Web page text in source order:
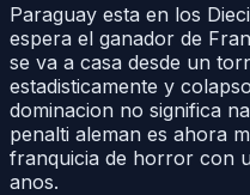
Paraguay esta en los
espera el ganador de
se va a casa desde un
estadisticamente y
dominacion no significa
penalti aleman es ahora
franquicia de horror con
anos.